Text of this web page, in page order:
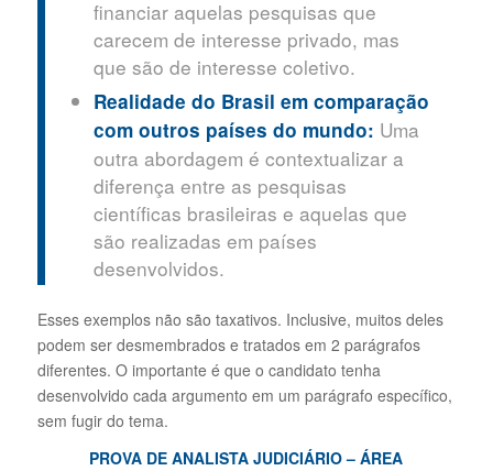
financiar aquelas pesquisas que
carecem de interesse privado, mas
que são de interesse coletivo.
Realidade do Brasil em comparação
com outros países do mundo: Uma
outra abordagem é contextualizar a
diferença entre as pesquisas
científicas brasileiras e aquelas que
são realizadas em países
desenvolvidos.
Esses exemplos não são taxativos. Inclusive, muitos deles
podem ser desmembrados e tratados em 2 parágrafos
diferentes. O importante é que o candidato tenha
desenvolvido cada argumento em um parágrafo específico,
sem fugir do tema.
PROVA DE ANALISTA JUDICIÁRIO – ÁREA